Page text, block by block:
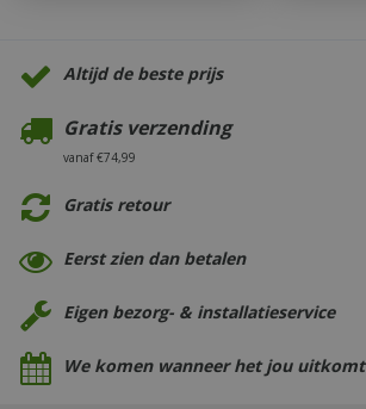
Altijd de beste prijs
Gratis verzending
vanaf €74,99
Gratis retour
Eerst zien dan betalen
Eigen bezorg- & installatieservice
We komen wanneer het jou uitkomt